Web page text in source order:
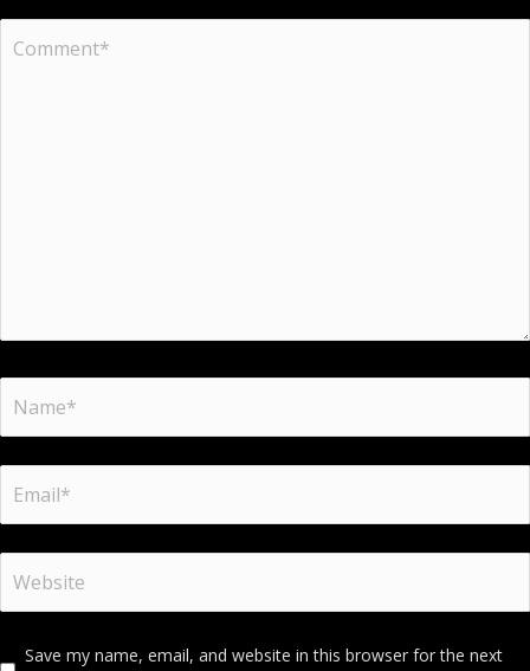
Save my name, email, and website in this browser for the next